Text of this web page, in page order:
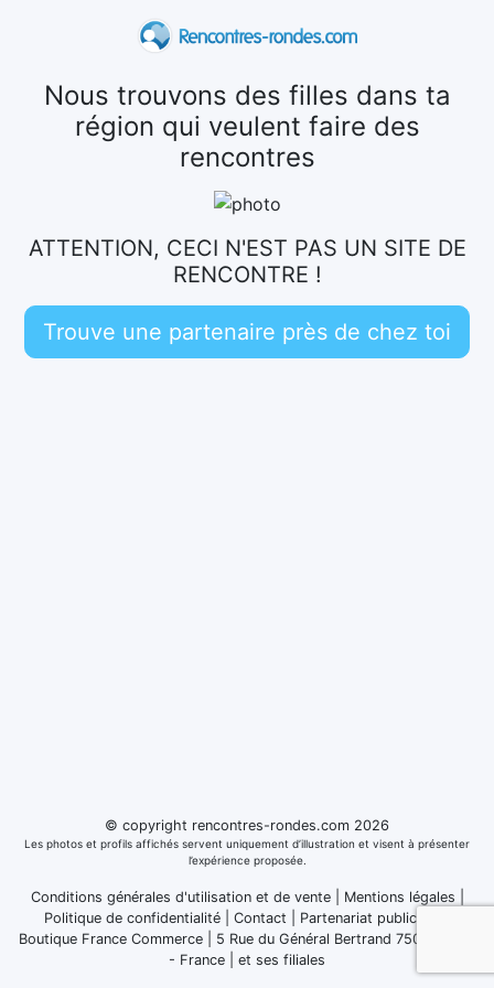
Nous trouvons des filles dans ta
région qui veulent faire des
rencontres
ATTENTION, CECI N'EST PAS UN SITE DE
RENCONTRE !
Trouve une partenaire près de chez toi
© copyright rencontres-rondes.com 2026
Les photos et profils affichés servent uniquement d’illustration et visent à présenter
l’expérience proposée.
Conditions générales d'utilisation et de vente| Mentions légales
Politique de confidentialité
Contact
Partenariat publicitaire
Boutique France Commerce | 5 Rue du Général Bertrand 75007 Paris
- France
et ses filiales